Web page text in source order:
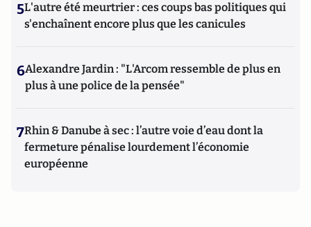
5L'autre été meurtrier : ces coups bas politiques qui
s'enchaînent encore plus que les canicules
6Alexandre Jardin : "L'Arcom ressemble de plus en
plus à une police de la pensée"
7Rhin & Danube à sec : l’autre voie d’eau dont la
fermeture pénalise lourdement l’économie
européenne